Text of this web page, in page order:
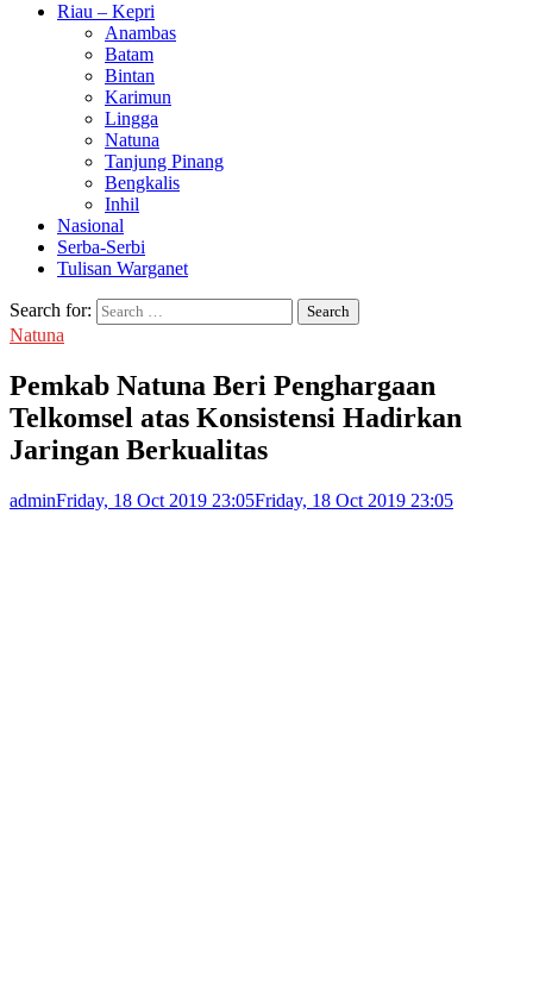
Riau – Kepri
Anambas
Batam
Bintan
Karimun
Lingga
Natuna
Tanjung Pinang
Bengkalis
Inhil
Nasional
Serba-Serbi
Tulisan Warganet
Search for:
Natuna
Pemkab Natuna Beri Penghargaan
Telkomsel atas Konsistensi Hadirkan
Jaringan Berkualitas
adminFriday, 18 Oct 2019 23:05Friday, 18 Oct 2019 23:05